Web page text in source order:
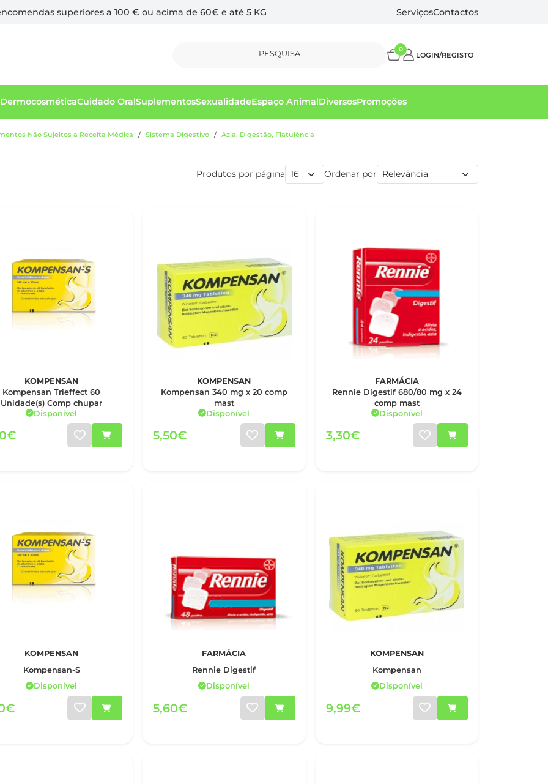
superiores a 100 € ou acima de 60€ e até 5 KG ServiçosContactos
PESQUISA 0
LOGIN/REGISTO
DermocosméticaCuidado OralSuplementosSexualidadeEspaço AnimalDiversosPromoções
Não Sujeitos a Receita Médica Sistema Digestivo Azia, Digestão, Flatulência
Produtos por página Ordenar por
KOMPENSAN
Kompensan Trieffect 60
Unidade(s) Comp chupar
Disponível
KOMPENSAN
Kompensan 340 mg x 20 comp
mast
Disponível
5,50€
FARMÁCIA
Rennie Digestif 680/80 mg x 24
comp mast
Disponível
3,30€
KOMPENSAN
Kompensan-S
Disponível
FARMÁCIA
Rennie Digestif
Disponível
5,60€
KOMPENSAN
Kompensan
Disponível
9,99€